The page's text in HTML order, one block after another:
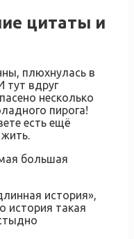
цитаты и
плюхнулась в
тут вдруг
несколько
пирога!
есть ещё
большая
история»,
история такая